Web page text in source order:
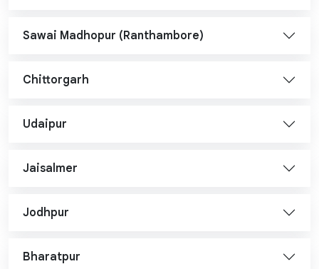
Sawai Madhopur (Ranthambore)
Chittorgarh
Udaipur
Jaisalmer
Jodhpur
Bharatpur